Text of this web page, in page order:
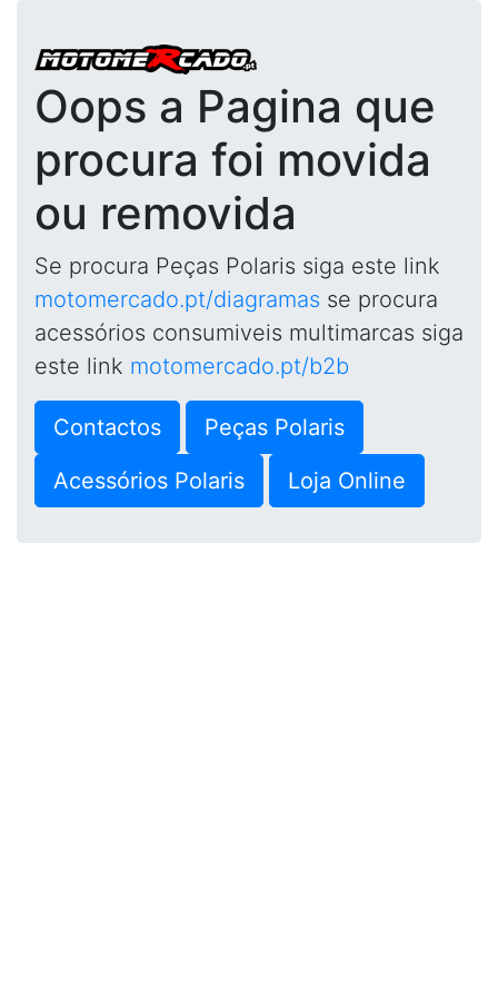
Oops a Pagina que
procura foi movida
ou removida
Se procura Peças Polaris siga este link
motomercado.pt/diagramas se procura
acessórios consumiveis multimarcas siga
este link motomercado.pt/b2b
Contactos
Peças Polaris
Acessórios Polaris
Loja Online